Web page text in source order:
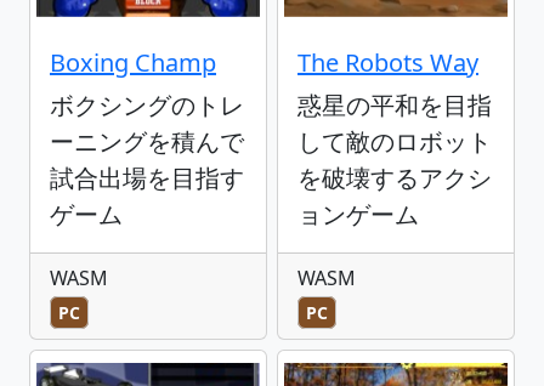
Boxing Champ
ボクシングのトレ
ーニングを積んで
試合出場を目指す
ゲーム
WASM
PC
The Robots Way
惑星の平和を目指
して敵のロボット
を破壊するアクシ
ョンゲーム
WASM
PC